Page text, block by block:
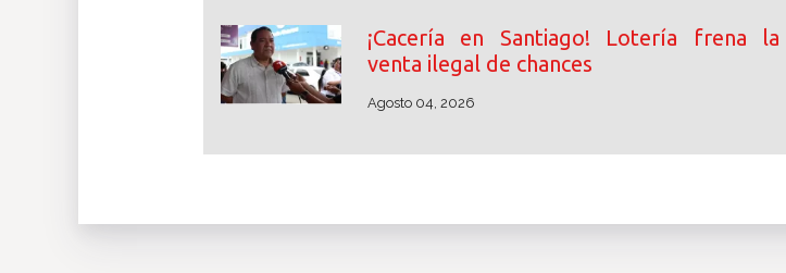
¡Cacería en Santiago! Lotería frena la
venta ilegal de chances
Agosto 04, 2026